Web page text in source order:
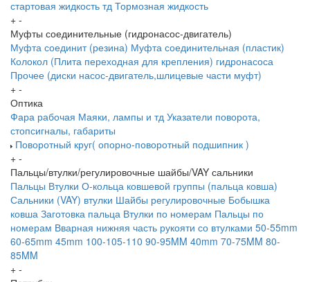
стартовая жидкость тд Тормозная жидкость
+ -
Муфты соединительные (гидронасос-двигатель)
Муфта соединит (резина) Муфта соединительная (пластик)
Колокол (Плита переходная для крепления) гидронасоса
Прочее (диски насос-двигатель,шлицевые части муфт)
+ -
Оптика
Фара рабочая Маяки, лампы и тд Указатели поворота,
стопсигналы, габариты
Поворотный круг( опорно-поворотный подшипник )
+ -
Пальцы/втулки/регулировочные шайбы/VAY сальники
Пальцы Втулки О-кольца ковшевой группы (пальца ковша)
Сальники (VAY) втулки Шайбы регулировочные Бобышка
ковша Заготовка пальца Втулки по номерам Пальцы по
номерам Вварная нижняя часть рукояти со втулками 50-55mm
60-65mm 45mm 100-105-110 90-95MM 40mm 70-75MM 80-
85MM
+ -